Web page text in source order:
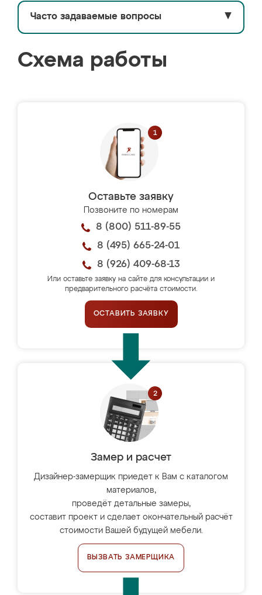
Часто задаваемые вопросы ▼
Схема работы
Оставьте заявку
Позвоните по номерам
8 (800) 511-89-55
8 (495) 665-24-01
8 (926) 409-68-13
Или оставьте заявку на сайте для консультации и
предварительного расчёта стоимости.
ОСТАВИТЬ ЗАЯВКУ
Замер и расчет
Дизайнер-замерщик приедет к Вам с каталогом
материалов,
проведёт детальные замеры,
составит проект и сделает окончательный расчёт
стоимости Вашей будущей мебели.
ВЫЗВАТЬ ЗАМЕРЩИКА